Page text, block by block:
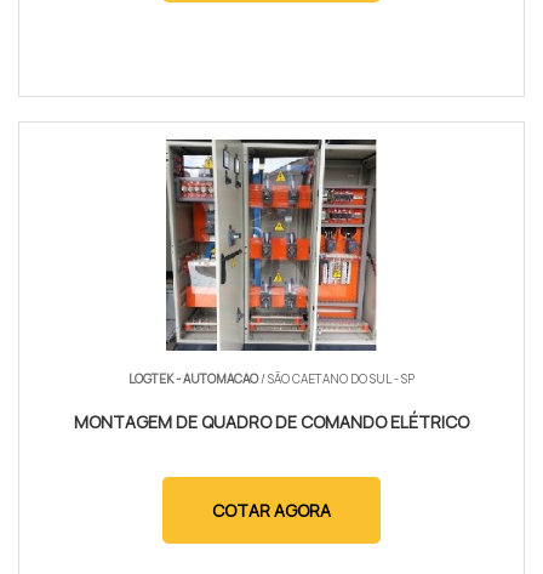
LOGTEK - AUTOMACAO/ SÃO CAETANO DO SUL - SP
MONTAGEM DE QUADRO DE COMANDO ELÉTRICO
COTAR AGORA